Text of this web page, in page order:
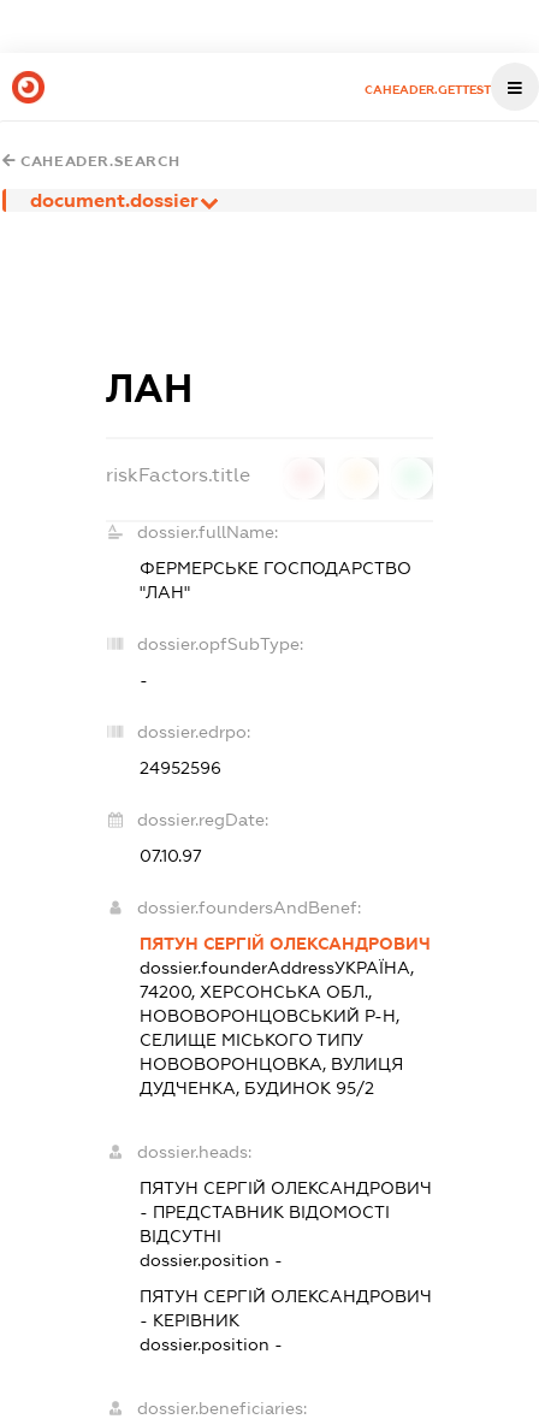
CAHEADER.GETTEST
CAHEADER.SEARCH
document.dossier
ЛАН
riskFactors.title
dossier.fullName:
ФЕРМЕРСЬКЕ ГОСПОДАРСТВО
"ЛАН"
dossier.opfSubType:
-
dossier.edrpo:
24952596
dossier.regDate:
07.10.97
dossier.foundersAndBenef:
ПЯТУН СЕРГІЙ ОЛЕКСАНДРОВИЧ
dossier.founderAddressУКРАЇНА,
74200, ХЕРСОНСЬКА ОБЛ.,
НОВОВОРОНЦОВСЬКИЙ Р-Н,
СЕЛИЩЕ МІСЬКОГО ТИПУ
НОВОВОРОНЦОВКА, ВУЛИЦЯ
ДУДЧЕНКА, БУДИНОК 95/2
dossier.heads:
ПЯТУН СЕРГІЙ ОЛЕКСАНДРОВИЧ
- ПРЕДСТАВНИК ВІДОМОСТІ
ВІДСУТНІ
dossier.position -
ПЯТУН СЕРГІЙ ОЛЕКСАНДРОВИЧ
- КЕРІВНИК
dossier.position -
dossier.beneficiaries: